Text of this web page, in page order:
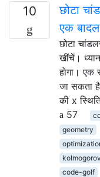
10
छोटा
एक
छोटा
खींचें।
होगा। एक
जा सकता
की x
57
geometry
code-golf